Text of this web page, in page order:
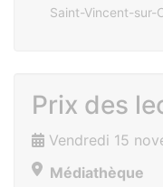
Saint-Vincent-sur-
Prix des
Vendredi 15
Médiathèque